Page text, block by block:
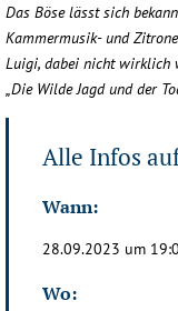
Das Böse lässt sich
Kammermusik- und
Luigi, dabei nicht wirklich
„Die Wilde Jagd und der
Alle Infos
Wann:
28.09.2023 um
Wo: